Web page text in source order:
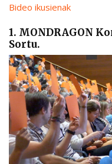
Bideo ikusienak
1. MONDRAGON
Sortu.